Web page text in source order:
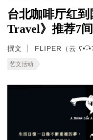
台北咖啡厅红
Travel》推荐7
撰文 FLIPER（云 ʕ•͡-
艺文活动